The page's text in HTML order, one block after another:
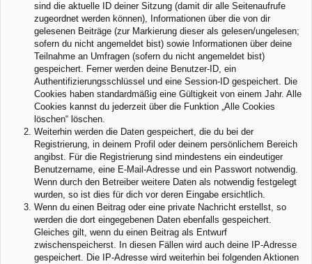
sind die aktuelle ID deiner Sitzung (damit dir alle Seitenaufrufe
zugeordnet werden können), Informationen über die von dir
gelesenen Beiträge (zur Markierung dieser als gelesen/ungelesen;
sofern du nicht angemeldet bist) sowie Informationen über deine
Teilnahme an Umfragen (sofern du nicht angemeldet bist)
gespeichert. Ferner werden deine Benutzer-ID, ein
Authentifizierungsschlüssel und eine Session-ID gespeichert. Die
Cookies haben standardmäßig eine Gültigkeit von einem Jahr. Alle
Cookies kannst du jederzeit über die Funktion „Alle Cookies
löschen“ löschen.
Weiterhin werden die Daten gespeichert, die du bei der
Registrierung, in deinem Profil oder deinem persönlichem Bereich
angibst. Für die Registrierung sind mindestens ein eindeutiger
Benutzername, eine E-Mail-Adresse und ein Passwort notwendig.
Wenn durch den Betreiber weitere Daten als notwendig festgelegt
wurden, so ist dies für dich vor deren Eingabe ersichtlich.
Wenn du einen Beitrag oder eine private Nachricht erstellst, so
werden die dort eingegebenen Daten ebenfalls gespeichert.
Gleiches gilt, wenn du einen Beitrag als Entwurf
zwischenspeicherst. In diesen Fällen wird auch deine IP-Adresse
gespeichert. Die IP-Adresse wird weiterhin bei folgenden Aktionen